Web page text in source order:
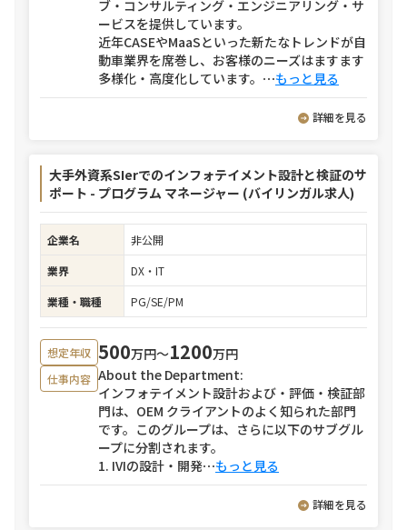
ブ・コンサルティング・エンジニアリング・サ
ービスを提供しています。
近年CASEやMaaSといった新たなトレンドが自
動車業界を席巻し、お客様のニーズはますます
多様化・高度化しています。 ⋯もっと見る
詳細を見る
大手外資系SIerでのインフォテイメント設計と検証のサ
ポート - プログラム マネージャー (バイリンガル求人)
企業名
非公開
業界
DX・IT
業種・職種
PG/SE/PM
想定年収 500万円〜1200万円
仕事内容 About the Department:
インフォテイメント設計および・評価・検証部
門は、OEM クライアントのよく知られた部門
です。このグループは、さらに以下のサブグル
ープに分割されます。
1. IVIの設計・開発⋯もっと見る
詳細を見る